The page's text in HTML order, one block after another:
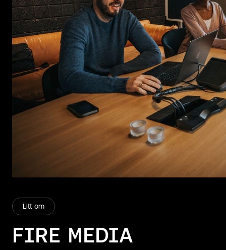
Litt om
FIRE MEDIA